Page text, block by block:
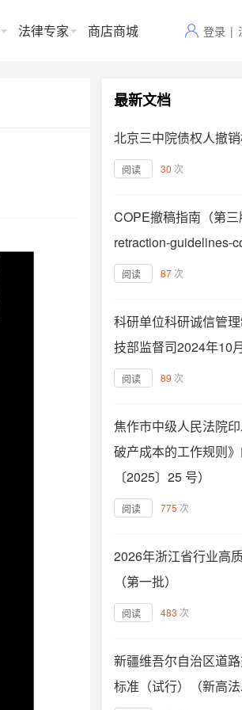
法律专家 商店商城 登录 |
最新文档
北京三中院债权人撤
阅读 30 次
COPE撤稿指南（第三
retraction-guidelines-
阅读 87次
科研单位科研诚信管
技部监督司2024年10月
阅读 89 次
焦作市中级人民法院
破产成本的工作规则
〔2025〕25 号）
阅读 775 次
2026年浙江省行业高
（第一批）
阅读 483 次
新疆维吾尔自治区道
标准（试行）（新高法